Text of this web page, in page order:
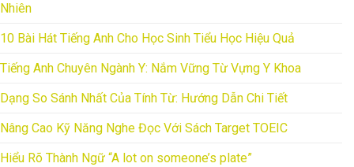
Nhiên
10 Bài Hát Tiếng Anh Cho Học Sinh Tiểu Học Hiệu Quả
Tiếng Anh Chuyên Ngành Y: Nắm Vững Từ Vựng Y Khoa
Dạng So Sánh Nhất Của Tính Từ: Hướng Dẫn Chi Tiết
Nâng Cao Kỹ Năng Nghe Đọc Với Sách Target TOEIC
Hiểu Rõ Thành Ngữ “A lot on someone’s plate”